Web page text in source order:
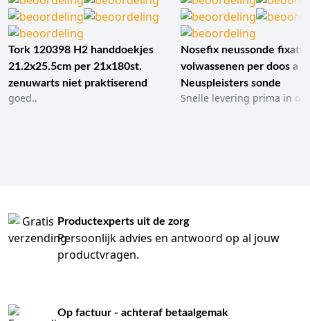
Tork 120398 H2 handdoekjes
21.2x25.5cm per 21x180st.
zenuwarts niet praktiserend
goed..
Nosefix neussonde
volwassenen per doos a
Neuspleisters sonde
Snelle levering prima in
Productexperts uit de zorg
Persoonlijk advies en antwoord op al jouw
productvragen.
Op factuur - achteraf betaalgemak